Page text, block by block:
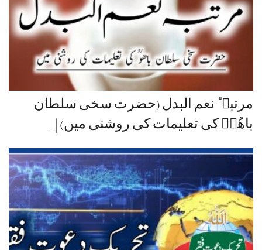
مرتبہ ٔ نعم البدل (حضرت سخی سلطان
باھُوؒ کی تعلیمات کی روشنی میں) |…